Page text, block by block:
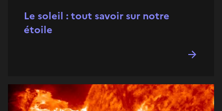
Le soleil : tout savoir sur notre
étoile